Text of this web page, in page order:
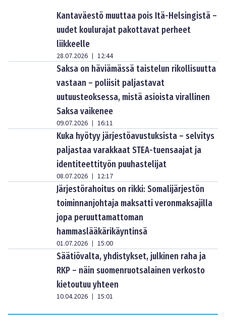
Kantaväestö muuttaa pois Itä-Helsingistä –
uudet koulurajat pakottavat perheet
liikkeelle
28.07.2026 | 12:44
Saksa on häviämässä taistelun rikollisuutta
vastaan – poliisit paljastavat
uutuusteoksessa, mistä asioista virallinen
Saksa vaikenee
09.07.2026 | 16:11
Kuka hyötyy järjestöavustuksista – selvitys
paljastaa varakkaat STEA-tuensaajat ja
identiteettityön puuhastelijat
08.07.2026 | 12:17
Järjestörahoitus on rikki: Somalijärjestön
toiminnanjohtaja maksatti veronmaksajilla
jopa peruuttamattoman
hammaslääkärikäyntinsä
01.07.2026 | 15:00
Säätiövalta, yhdistykset, julkinen raha ja
RKP – näin suomenruotsalainen verkosto
kietoutuu yhteen
10.04.2026 | 15:01